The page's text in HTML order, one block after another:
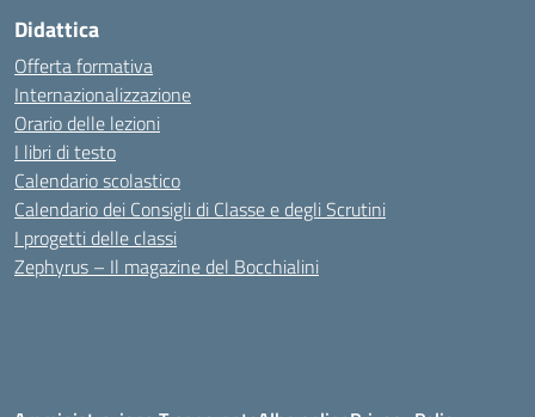
Didattica
Offerta formativa
Internazionalizzazione
Orario delle lezioni
I libri di testo
Calendario scolastico
Calendario dei Consigli di Classe e degli Scrutini
I progetti delle classi
Zephyrus – Il magazine del Bocchialini